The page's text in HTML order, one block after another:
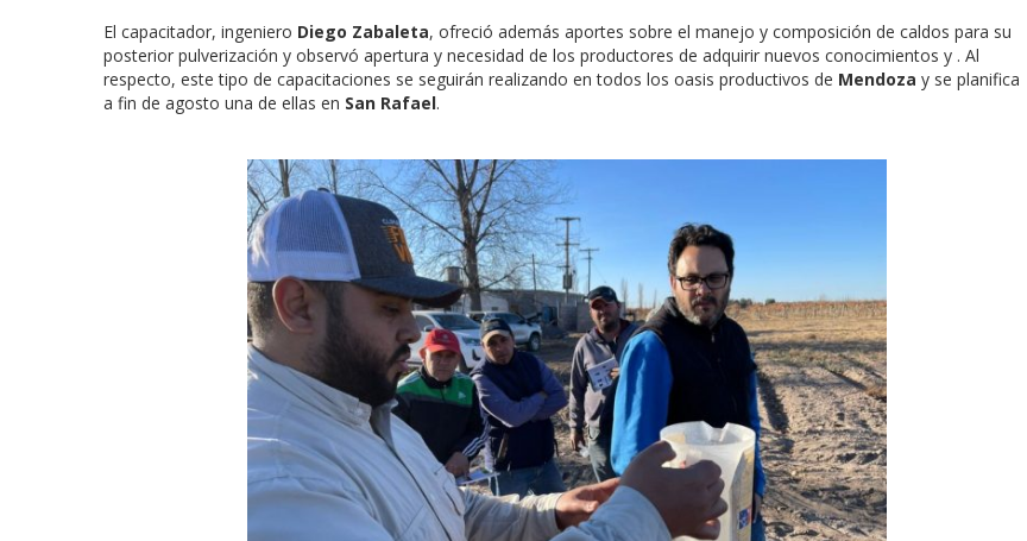
El capacitador, ingeniero Diego Zabaleta, ofreció además aportes sobre el manejo y composición de caldos para su
posterior pulverización y observó apertura y necesidad de los productores de adquirir nuevos conocimientos y . Al
respecto, este tipo de capacitaciones se seguirán realizando en todos los oasis productivos de Mendoza y se planifica
a fin de agosto una de ellas en San Rafael.